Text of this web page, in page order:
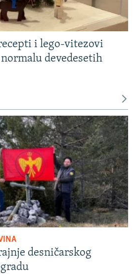
i lego-vitezovi
devedesetih
desničarskog